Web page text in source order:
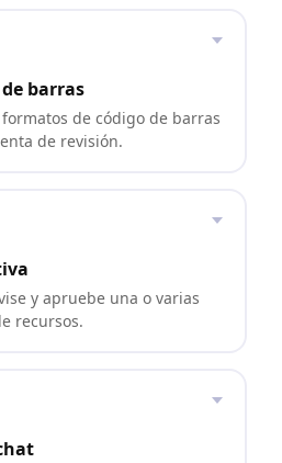
barras
formatos de código de barras
de revisión.
y apruebe una o varias
recursos.